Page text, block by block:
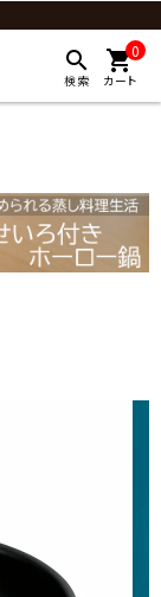
search
検索
0
shopping_cart
カート